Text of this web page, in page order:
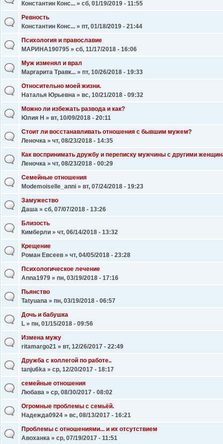
Константин Конс... » сб, 01/19/2019 - 11:55
Ревность
Константин Конс... » пт, 01/18/2019 - 21:44
Психология и православие
МАРИНА190795 » сб, 11/17/2018 - 16:06
Муж изменял и врал
Маргарита Травк... » пт, 10/26/2018 - 19:33
Относительно моей жизни.
Наталья Юрьевна » вс, 10/21/2018 - 09:32
Можно ли избежать развода и как?
Юлия Н » вт, 10/09/2018 - 20:11
Стоит ли восстанавливать отношения с бывшим мужем?
Леночка » чт, 08/23/2018 - 14:35
Как воспринимать дружбу и переписку мужчины с другими
Леночка » чт, 08/23/2018 - 00:29
Семейные отношения
Modemoiselle_anni » вт, 07/24/2018 - 19:23
Замужество
Даша » сб, 07/07/2018 - 13:26
Близость
Кимберли » чт, 06/14/2018 - 13:32
Крещение
Роман Евсеев » чт, 04/05/2018 - 23:28
Психологическое лечение
Anna1979 » пн, 03/19/2018 - 17:16
Пьянство
Tatyuana » пн, 03/19/2018 - 06:57
Дочь и бабушка
L » пн, 01/15/2018 - 09:56
Измена мужу
ritamargo21 » вт, 12/26/2017 - 22:49
Дружба с коллегой по работе..
tanju6ka » ср, 12/20/2017 - 18:17
семейные отношения
Любава » ср, 08/30/2017 - 08:02
Огромные проблемы с семьёй.
Надежда0924 » вс, 08/13/2017 - 16:21
Проблемы с отношениями... и их отсутствием
Авоханка » ср, 07/19/2017 - 11:51